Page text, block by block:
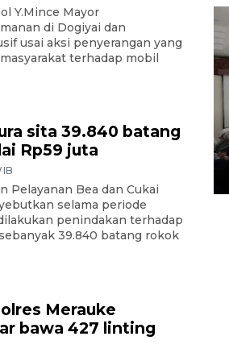
Y.Mince Mayor
di Dogiyai dan
usai aksi penyerangan yang
terhadap mobil
sita 39.840 batang
Rp59 juta
Pelayanan Bea dan Cukai
selama periode
penindakan terhadap
39.840 batang rokok
Merauke
bawa 427 linting
dengan
XVII/Cenderawasih
15:11 WIB, 2022